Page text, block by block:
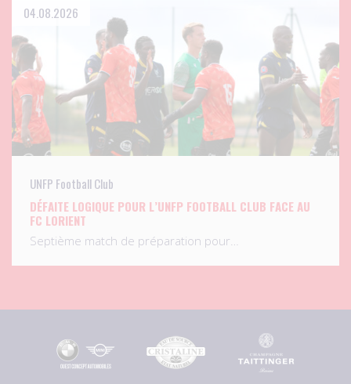
04.08.2026
UNFP Football Club
DÉFAITE LOGIQUE POUR L’UNFP FOOTBALL CLUB FACE AU
FC LORIENT
Septième match de préparation pour…